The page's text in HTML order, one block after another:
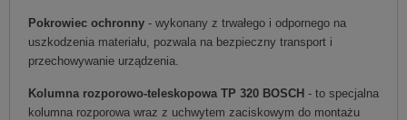
Pokrowiec ochronny - wykonany z trwałego i odpornego na
uszkodzenia materiału, pozwala na bezpieczny transport i
przechowywanie urządzenia.
Kolumna rozporowo-teleskopowa TP 320 BOSCH - to specjalna
kolumna rozporowa wraz z uchwytem zaciskowym do montażu